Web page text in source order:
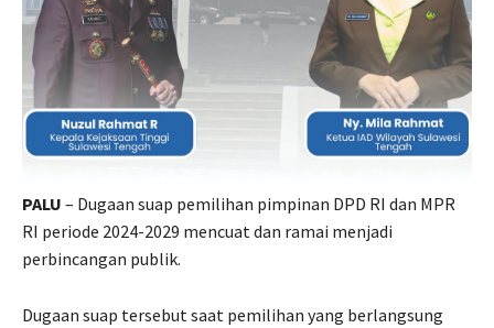
PALU – Dugaan suap pemilihan pimpinan DPD RI dan MPR
RI periode 2024-2029 mencuat dan ramai menjadi
perbincangan publik.
Dugaan suap tersebut saat pemilihan yang berlangsung